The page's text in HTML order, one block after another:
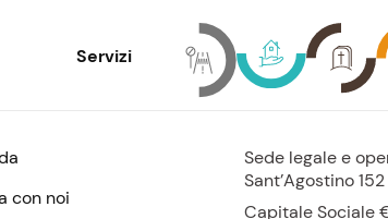
Servizi
con noi
Sede legale e
Sant’Agostino
Capitale Sociale